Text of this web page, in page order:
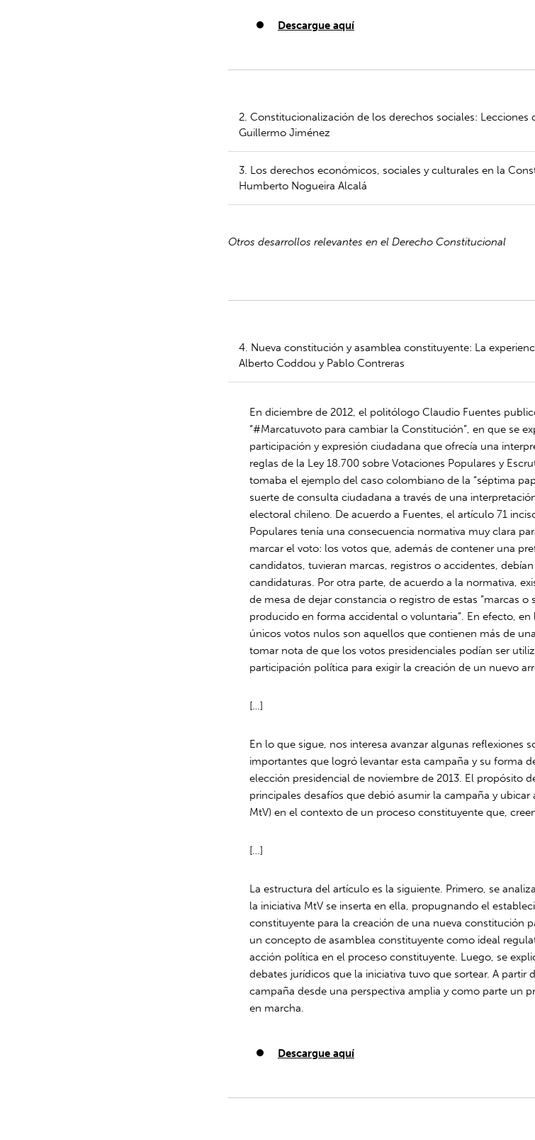
Descargue aquí
2. Constitucionalización de los derechos sociales: Lecciones
Guillermo Jiménez
3. Los derechos económicos, sociales y culturales en la
Humberto Nogueira Alcalá
Otros desarrollos relevantes en el Derecho Constitucional
4. Nueva constitución y asamblea constituyente: La
Alberto Coddou y Pablo Contreras
En diciembre de 2012, el politólogo Claudio Fuentes
“#Marcatuvoto para cambiar la Constitución”, en que se
participación y expresión ciudadana que ofrecía una
reglas de la Ley 18.700 sobre Votaciones Populares y
tomaba el ejemplo del caso colombiano de la “séptima
suerte de consulta ciudadana a través de una
electoral chileno. De acuerdo a Fuentes, el artículo 71
Populares tenía una consecuencia normativa muy clara
marcar el voto: los votos que, además de contener una
candidatos, tuvieran marcas, registros o accidentes,
candidaturas. Por otra parte, de acuerdo a la normativa,
de mesa de dejar constancia o registro de estas “marcas o
producido en forma accidental o voluntaria”. En efecto,
únicos votos nulos son aquellos que contienen más de
tomar nota de que los votos presidenciales podían ser
participación política para exigir la creación de un nuevo
[…]
En lo que sigue, nos interesa avanzar algunas reflexiones
importantes que logró levantar esta campaña y su forma
elección presidencial de noviembre de 2013. El propósito
principales desafíos que debió asumir la campaña y ubicar
MtV) en el contexto de un proceso constituyente que,
[…]
La estructura del artículo es la siguiente. Primero, se
la iniciativa MtV se inserta en ella, propugnando el
constituyente para la creación de una nueva constitución
un concepto de asamblea constituyente como ideal
acción política en el proceso constituyente. Luego, se
debates jurídicos que la iniciativa tuvo que sortear. A partir
campaña desde una perspectiva amplia y como parte un
en marcha.
Descargue aquí